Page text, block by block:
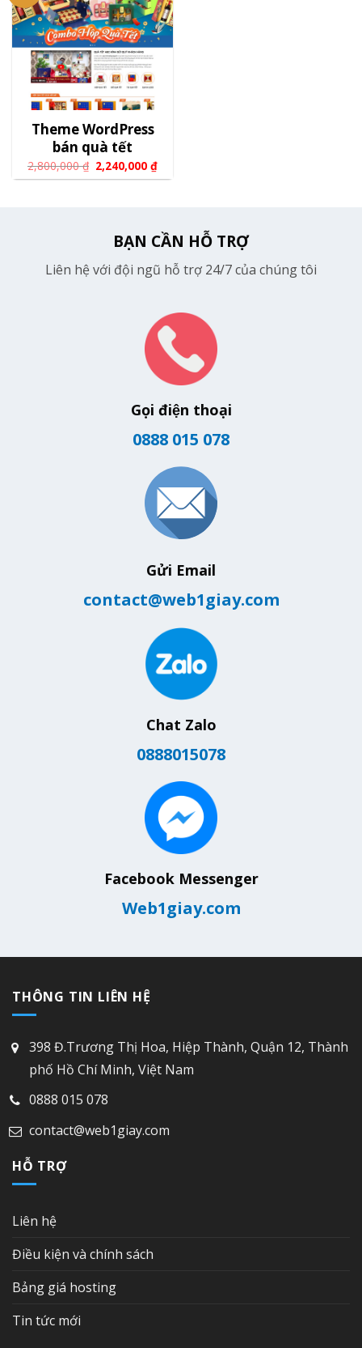
Theme WordPress
bán quà tết
2,800,000₫ 2,240,000₫
BẠN CẦN HỖ TRỢ
Liên hệ với đội ngũ hỗ trợ 24/7 của chúng tôi
Gọi điện thoại
0888 015 078
Gửi Email
contact@web1giay.com
Chat Zalo
0888015078
Facebook Messenger
Web1giay.com
THÔNG TIN LIÊN HỆ
398 Đ.Trương Thị Hoa, Hiệp Thành, Quận 12, Thành
phố Hồ Chí Minh, Việt Nam
0888 015 078
contact@web1giay.com
HỖ TRỢ
Liên hệ
Điều kiện và chính sách
Bảng giá hosting
Tin tức mới